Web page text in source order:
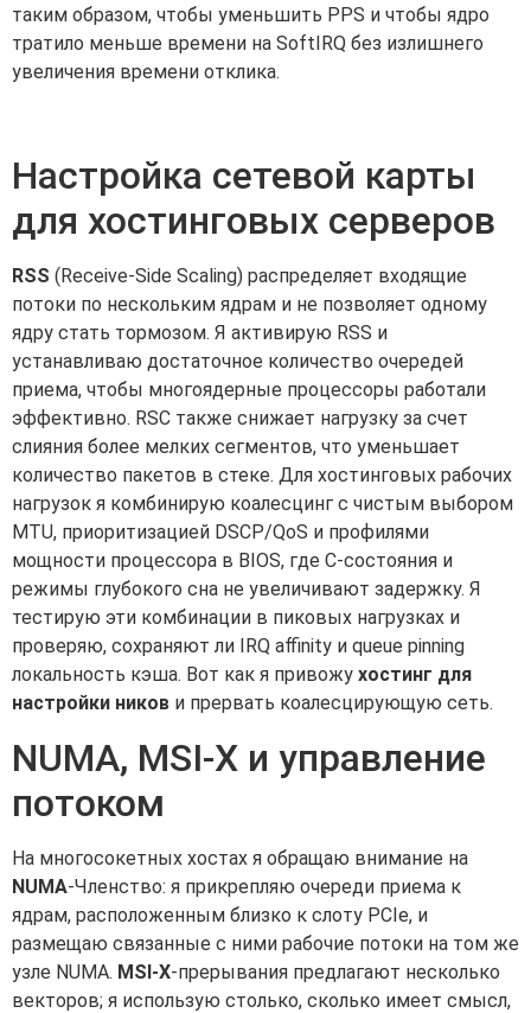
таким образом, чтобы уменьшить PPS и чтобы ядро
тратило меньше времени на SoftIRQ без излишнего
увеличения времени отклика.
Настройка сетевой карты
для хостинговых серверов
RSS (Receive-Side Scaling) распределяет входящие
потоки по нескольким ядрам и не позволяет одному
ядру стать тормозом. Я активирую RSS и
устанавливаю достаточное количество очередей
приема, чтобы многоядерные процессоры работали
эффективно. RSC также снижает нагрузку за счет
слияния более мелких сегментов, что уменьшает
количество пакетов в стеке. Для хостинговых рабочих
нагрузок я комбинирую коалесцинг с чистым выбором
MTU, приоритизацией DSCP/QoS и профилями
мощности процессора в BIOS, где C-состояния и
режимы глубокого сна не увеличивают задержку. Я
тестирую эти комбинации в пиковых нагрузках и
проверяю, сохраняют ли IRQ affinity и queue pinning
локальность кэша. Вот как я привожу хостинг для
настройки ников и прервать коалесцирующую сеть.
NUMA, MSI-X и управление
потоком
На многосокетных хостах я обращаю внимание на
NUMA-Членство: я прикрепляю очереди приема к
ядрам, расположенным близко к слоту PCIe, и
размещаю связанные с ними рабочие потоки на том же
узле NUMA. MSI-X-прерывания предлагают несколько
векторов; я использую столько, сколько имеет смысл,